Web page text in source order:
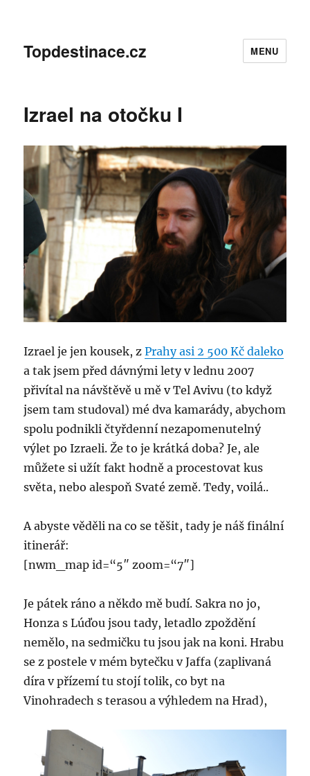
Topdestinace.cz MENU
Izrael na otočku I
Izrael je jen kousek, zPrahy asi 2 500 Kč daleko
a tak jsem před dávnými lety v lednu 2007
přivítal na návštěvě u mě v Tel Avivu (to když
jsem tam studoval) mé dva kamarády, abychom
spolu podnikli čtyřdenní nezapomenutelný
výlet po Izraeli. Že to je krátká doba? Je, ale
můžete si užít fakt hodně a procestovat kus
světa, nebo alespoň Svaté země. Tedy, voilá..
A abyste věděli na co se těšit, tady je náš finální
itinerář:
[nwm_map id=“5″ zoom=“7″]
Je pátek ráno a někdo mě budí. Sakra no jo,
Honza s Lúďou jsou tady, letadlo zpoždění
nemělo, na sedmičku tu jsou jak na koni. Hrabu
se z postele v mém bytečku v Jaffa (zaplivaná
díra v přízemí tu stojí tolik, co byt na
Vinohradech s terasou a výhledem na Hrad),